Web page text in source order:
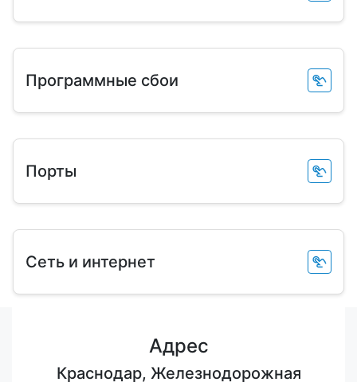
Программные сбои
Порты
Сеть и интернет
Адрес
Краснодар, Железнодорожная